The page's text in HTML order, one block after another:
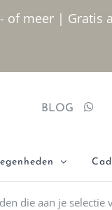
meer |
BLOG
die aan je selectie